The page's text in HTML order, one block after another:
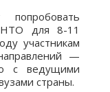
попробовать
для 8-11
участникам
—
с ведущими
страны.